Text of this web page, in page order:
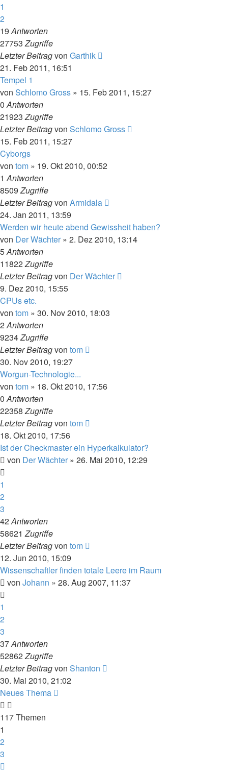
1
2
19Antworten
27753Zugriffe
Letzter Beitragvon Garthik
21. Feb 2011, 16:51
Tempel 1
von Schlomo Gross » 15. Feb 2011, 15:27
0Antworten
21923Zugriffe
Letzter Beitragvon Schlomo Gross
15. Feb 2011, 15:27
Cyborgs
von tom » 19. Okt 2010, 00:52
1Antworten
8509Zugriffe
Letzter Beitragvon Armidala
24. Jan 2011, 13:59
Werden wir heute abend Gewissheit haben?
von Der Wächter » 2. Dez 2010, 13:14
5Antworten
11822Zugriffe
Letzter Beitragvon Der Wächter
9. Dez 2010, 15:55
CPUs etc.
von tom » 30. Nov 2010, 18:03
2Antworten
9234Zugriffe
Letzter Beitragvon tom
30. Nov 2010, 19:27
Worgun-Technologie...
von tom » 18. Okt 2010, 17:56
0Antworten
22358Zugriffe
Letzter Beitragvon tom
18. Okt 2010, 17:56
Ist der Checkmaster ein Hyperkalkulator?
von Der Wächter » 26. Mai 2010, 12:29
1
2
3
42Antworten
58621Zugriffe
Letzter Beitragvon tom
12. Jun 2010, 15:09
Wissenschaftler finden totale Leere im Raum
von Johann » 28. Aug 2007, 11:37
1
2
3
37Antworten
52862Zugriffe
Letzter Beitragvon Shanton
30. Mai 2010, 21:02
Neues Thema
117 Themen
1
2
3